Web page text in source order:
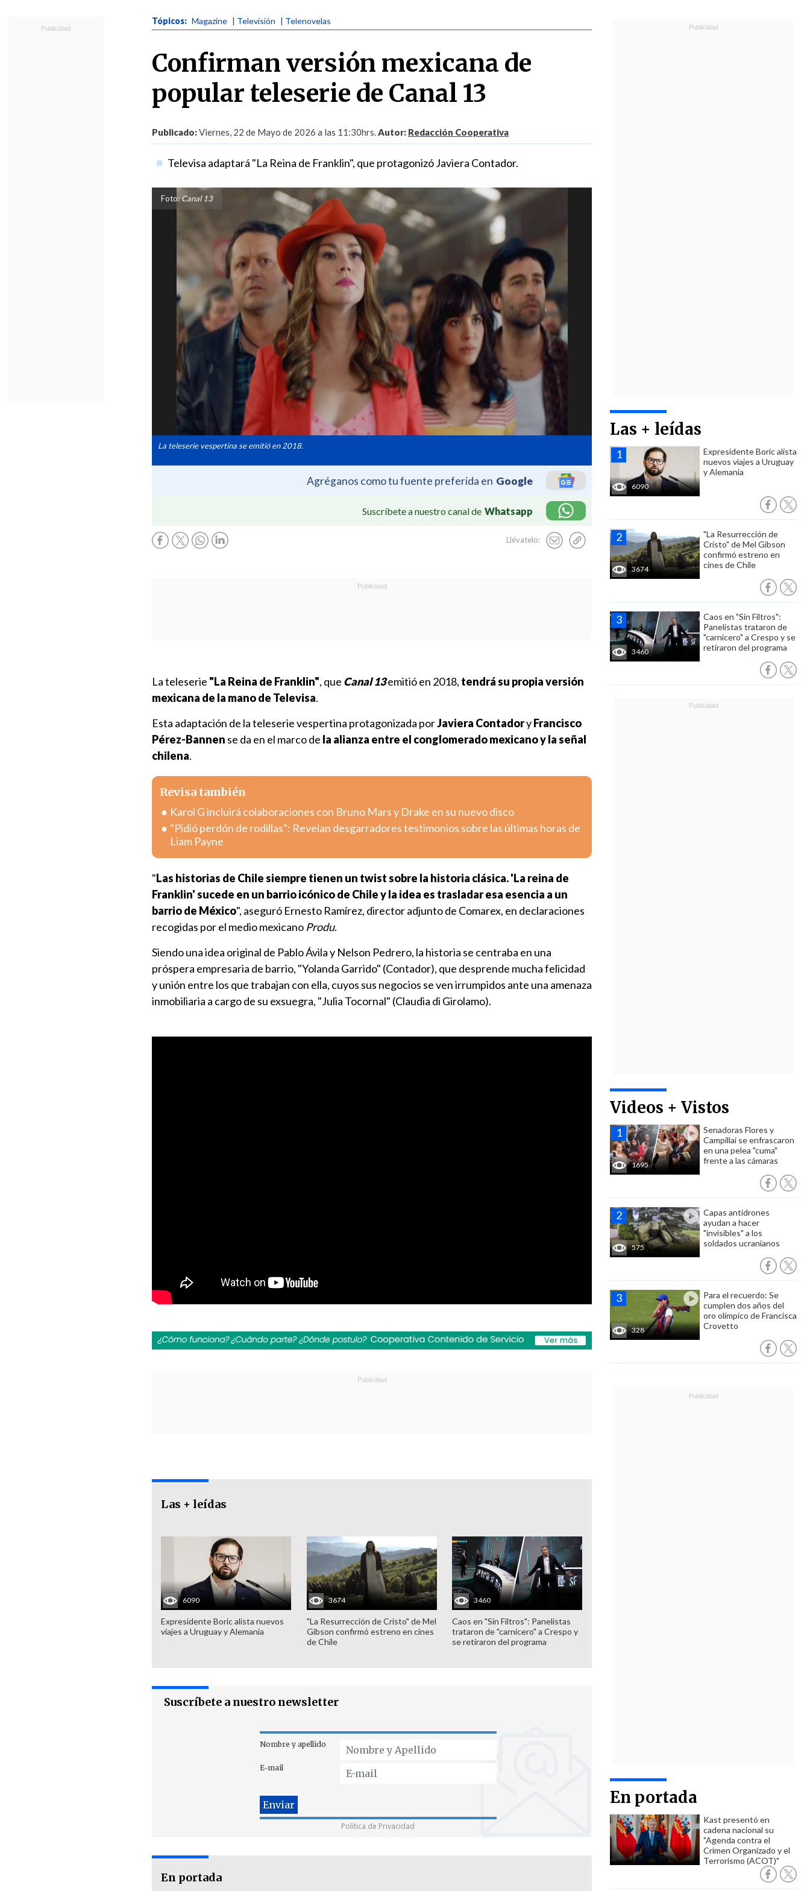
Tópicos: Magazine | Televisión | Telenovelas
Confirman versión mexicana de
popular teleserie de Canal 13
Publicado:Viernes, 22 de Mayo de 2026 a las 11:30hrs.Autor: Redacción Cooperativa
Televisa adaptará "La Reina de Franklin", que protagonizó Javiera Contador.
Foto:Canal 13
La teleserie vespertina se emitió en 2018.
Agréganos como tu fuente preferida en Google
Suscríbete a nuestro canal de Whatsapp
Llévatelo:
Las + leídas
6090
Expresidente Boric alista
nuevos viajes a Uruguay
y Alemania
3674
"La Resurrección de
Cristo" de Mel Gibson
confirmó estreno en
cines de Chile
3460
Caos en "Sin Filtros":
Panelistas trataron de
"carnicero" a Crespo y se
retiraron del programa
Videos + Vistos
1695
Senadoras Flores y
Campillai se enfrascaron
en una pelea "cuma"
frente a las cámaras
575
Capas antidrones
ayudan a hacer
"invisibles" a los
soldados ucranianos
328
Para el recuerdo: Se
cumplen dos años del
oro olímpico de Francisca
Crovetto
En portada
Kast presentó en
cadena nacional su
"Agenda contra el
Crimen Organizado y el
Terrorismo (ACOT)"
La teleserie "La Reina de Franklin", que Canal 13emitió en 2018, tendrá su propia versión
mexicana de la mano de Televisa.
Esta adaptación de la teleserie vespertina protagonizada porJaviera ContadoryFrancisco
Pérez-Bannen se da en el marco de la alianza entre el conglomerado mexicano y la señal
chilena.
Revisa también
Karol G incluirá colaboraciones con Bruno Mars y Drake en su nuevo disco
"Pidió perdón de rodillas": Revelan desgarradores testimonios sobre las últimas horas de
Liam Payne
"Las historias de Chile siempre tienen un twist sobre la historia clásica. 'La reina de
Franklin' sucede en un barrio icónico de Chile y la idea es trasladar esa esencia a un
barrio de México", aseguró Ernesto Ramírez, director adjunto de Comarex, en declaraciones
recogidas por el medio mexicano Produ.
Siendo una idea original de Pablo Ávila y Nelson Pedrero, la historia se centraba en una
próspera empresaria de barrio, "Yolanda Garrido" (Contador), que desprende mucha felicidad
y unión entre los que trabajan con ella, cuyos sus negocios se ven irrumpidos ante una amenaza
inmobiliaria a cargo de su exsuegra, "Julia Tocornal" (Claudia di Girolamo).
Las + leídas
6090
Expresidente Boric alista nuevos
viajes a Uruguay y Alemania
3674
"La Resurrección de Cristo" de Mel
Gibson confirmó estreno en cines
de Chile
3460
Caos en "Sin Filtros": Panelistas
trataron de "carnicero" a Crespo y
se retiraron del programa
Suscríbete a nuestro newsletter
Nombre y apellido
E-mail
Política de Privacidad
En portada